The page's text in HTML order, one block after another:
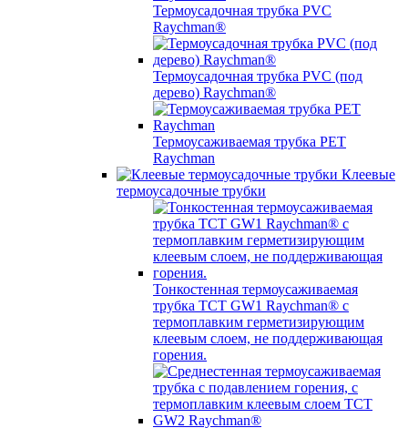
Термоусадочная трубка PVC
Raychman®
Термоусадочная трубка PVC (под
дерево) Raychman®
Термоусаживаемая трубка PET
Raychman
Клеевые
термоусадочные трубки
Тонкостенная термоусаживаемая
трубка TCT GW1 Raychman® с
термоплавким герметизирующим
клеевым слоем, не поддерживающая
горения.